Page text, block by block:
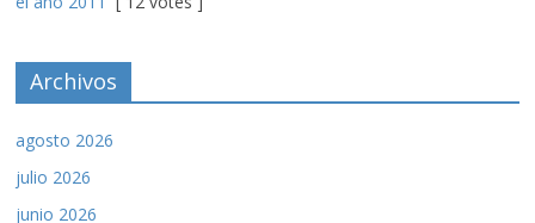
Archivos
agosto 2026
julio 2026
junio 2026